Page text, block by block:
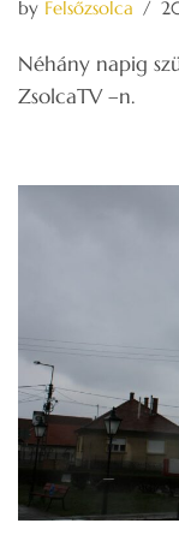
by Felsőzsolca
Néhány napig
ZsolcaTV –n.